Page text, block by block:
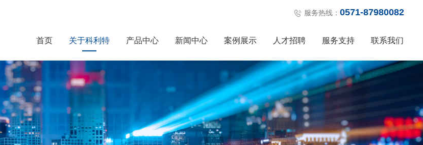
服务热线： 0571-87980082
首页 关于科利特 产品中心 新闻中心 案例展示 人才招聘 服务支持 联系我们